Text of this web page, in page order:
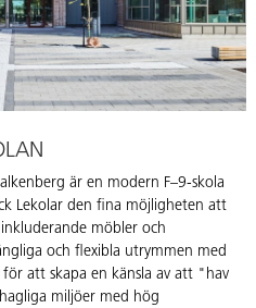
är en modern F–9-skola
Lekolar den fina möjligheten att
möbler och
och flexibla utrymmen med
att skapa en känsla av att "hav
miljöer med hög